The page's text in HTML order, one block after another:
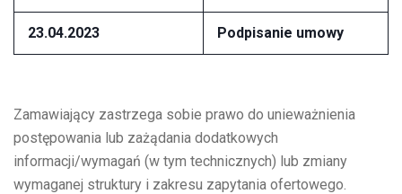
23.04.2023 Podpisanie umowy
Zamawiający zastrzega sobie prawo do unieważnienia
postępowania lub zażądania dodatkowych
informacji/wymagań (w tym technicznych) lub zmiany
wymaganej struktury i zakresu zapytania ofertowego.